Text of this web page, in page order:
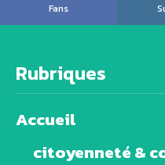
Fans
Rubriques
Accueil
citoyenneté &